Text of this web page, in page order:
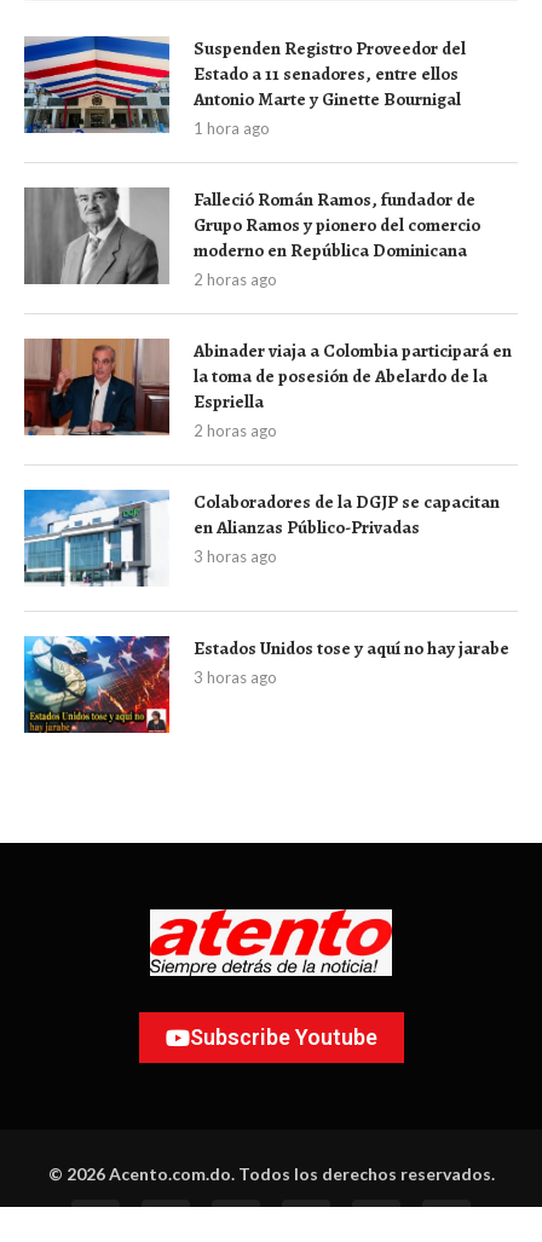
Suspenden Registro Proveedor del
Estado a 11 senadores, entre ellos
Antonio Marte y Ginette Bournigal
1 hora ago
Falleció Román Ramos, fundador de
Grupo Ramos y pionero del comercio
moderno en República Dominicana
2 horas ago
Abinader viaja a Colombia participará en
la toma de posesión de Abelardo de la
Espriella
2 horas ago
Colaboradores de la DGJP se capacitan
en Alianzas Público-Privadas
3 horas ago
Estados Unidos tose y aquí no hay jarabe
3 horas ago
Subscribe Youtube
© 2026 Acento.com.do. Todos los derechos reservados.